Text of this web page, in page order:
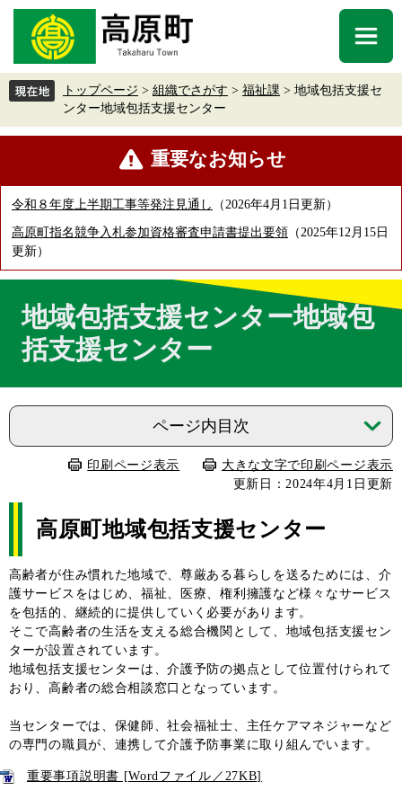
先
頭
を
飛
ニ
ュ
ー
トップページ > 組織でさがす > 福祉課 > 地域包括支援セ
ンター地域包括支援センター
重要なお知らせ
令和８年度上半期工事等発注見通し 2026年4月1日更新
高原町指名競争入札参加資格審査申請書提出要領
2025年12月15日
更新
地域包括支援センター地域包
括支援センター
ページ内目次
印刷ページ表示
大きな文字で印刷ページ表示
更新日：2024年4月1日更新
高原町地域包括支援センター
高齢者が住み慣れた地域で、尊厳ある暮らしを送るためには、介
護サービスをはじめ、福祉、医療、権利擁護など様々なサービス
を包括的、継続的に提供していく必要があります。
そこで高齢者の生活を支える総合機関として、地域包括支援セン
ターが設置されています。
地域包括支援センターは、介護予防の拠点として位置付けられて
おり、高齢者の総合相談窓口となっています。
当センターでは、保健師、社会福祉士、主任ケアマネジャーなど
の専門の職員が、連携して介護予防事業に取り組んでいます。
重要事項説明書 [Wordファイル／27KB]